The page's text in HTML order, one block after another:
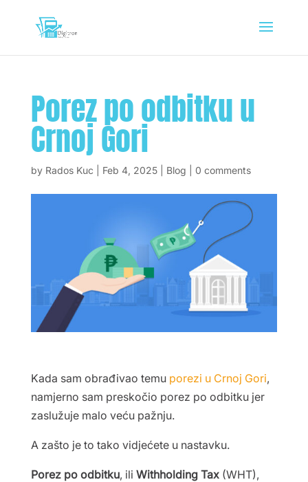
Porez po odbitku u
Crnoj Gori
by Rados Kuc Feb 4, 2025| Blog 0 comments
Kada sam obrađivao temuporezi u Crnoj Gori,
namjerno sam preskočio porez po odbitku jer
zaslužuje malo veću pažnju.
A zašto je to tako vidjećete u nastavku.
Porez po odbitku, ili Withholding Tax(WHT),